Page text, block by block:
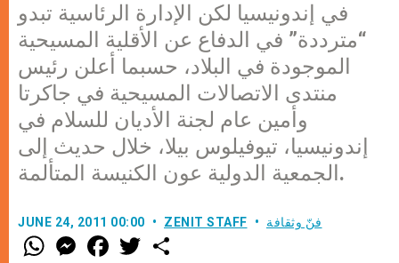
في إندونيسيا لكن الإدارة الرئاسية تبدو
“مترددة” في الدفاع عن الأقلية المسيحية
الموجودة في البلاد، حسبما أعلن رئيس
منتدى الاتصالات المسيحية في جاكرتا
وأمين عام لجنة الأديان للسلام في
إندونيسيا، تيوفيلوس بيلا، خلال حديث إلى
الجمعية الدولية عون الكنيسة المتألمة.
JUNE 24, 2011 00:00 ZENIT STAFF فنّ وثقافة
W
h
M
e
F
a w